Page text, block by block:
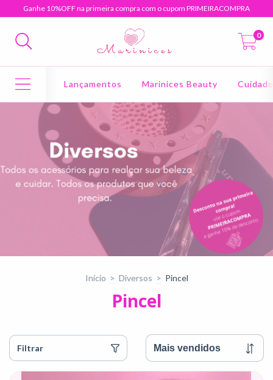
Ganhe 10%OFF na primeira compra com o cupom PRIMEIRACOMPRA
0
Lançamentos Marinices Beauty
Início > Diversos > Pincel
Pincel
Filtrar